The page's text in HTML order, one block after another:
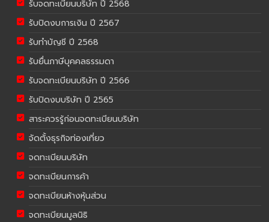
รับจดทะเบียนบริษัท ปี 2568
รับปิดงบการเงิน ปี 2567
รับทำบัญชี ปี 2568
รับยื่นภาษีบุคคลธรรมดา
รับจดทะเบียนบริษัท ปี 2566
รับปิดงบบริษัท ปี 2565
สาระควรรู้ก่อนจดทะเบียนบริษัท
จัดตั้งธุรกิจท่องเที่ยว
จดทะเบียนบริษัท
จดทะเบียนการค้า
จดทะเบียนห้างหุ้นส่วน
จดทะเบียนมูลนิธิ